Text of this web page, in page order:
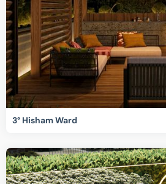
3° Hisham Ward